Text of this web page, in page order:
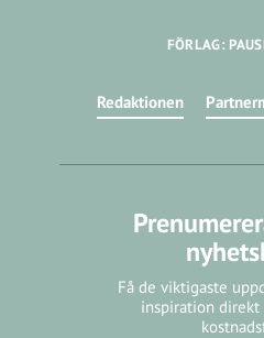
FÖRLAG:
Redaktionen
Få de viktigaste
inspiration